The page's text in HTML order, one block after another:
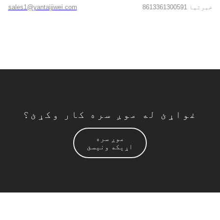
sales1@yantaijiwei.com 8613361300591 خبرتیا
غواړئ له موږ سره کار وکړئ؟
موږ سره
اړیکه ونیسئ